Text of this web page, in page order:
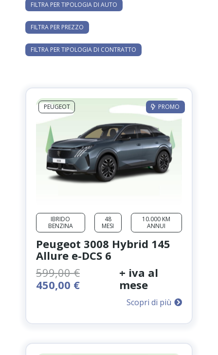
FILTRA PER TIPOLOGIA DI AUTO
FILTRA PER PREZZO
FILTRA PER TIPOLOGIA DI CONTRATTO
PEUGEOT PROMO
IBRIDO
BENZINA
48
MESI
10.000 KM
ANNUI
Peugeot 3008 Hybrid 145
Allure e-DCS 6
599,00€
Il
era:
450,00 €Il
è:
+ iva al
mese
Scopri di più